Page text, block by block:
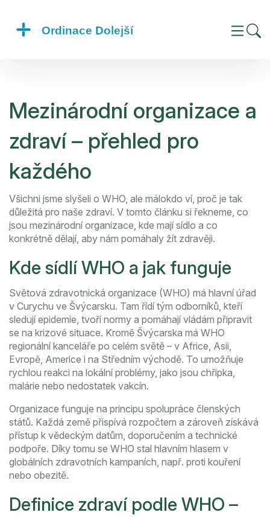
Mezinárodní organizace a
zdraví – přehled pro
každého
Všichni jsme slyšeli o WHO, ale málokdo ví, proč je tak
důležitá pro naše zdraví. V tomto článku si řekneme, co
jsou mezinárodní organizace, kde mají sídlo a co
konkrétně dělají, aby nám pomáhaly žít zdravěji.
Kde sídlí WHO a jak funguje
Světová zdravotnická organizace (WHO) má hlavní úřad
v Curychu ve Švýcarsku. Tam řídí tým odborníků, kteří
sledují epidemie, tvoří normy a pomáhají vládám připravit
se na krizové situace. Kromě Švýcarska má WHO
regionální kanceláře po celém světě – v Africe, Asii,
Evropě, Americe i na Středním východě. To umožňuje
rychlou reakci na lokální problémy, jako jsou chřipka,
malárie nebo nedostatek vakcín.
Organizace funguje na principu spolupráce členských
států. Každá země přispívá rozpočtem a zároveň získává
přístup k vědeckým datům, doporučením a technické
podpoře. Díky tomu se WHO stal hlavním hlasem v
globálních zdravotních kampaních, např. proti kouření
nebo obezitě.
Definice zdraví podle WHO –